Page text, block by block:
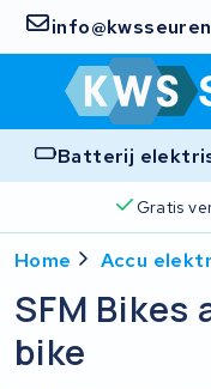
Batterij
Gratis
Home Accu
SFM
bike